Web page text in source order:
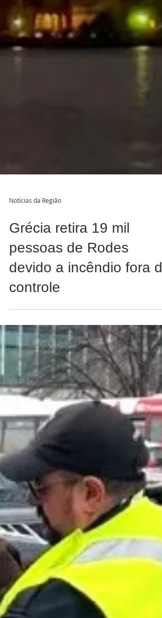
Notícias da Região
Grécia retira 19 mil
pessoas de Rodes
devido a incêndio fora
controle